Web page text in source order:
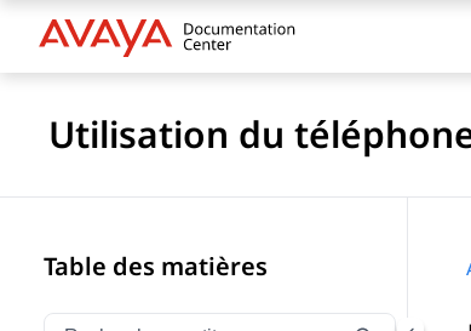
Utilisation du
Table des matières